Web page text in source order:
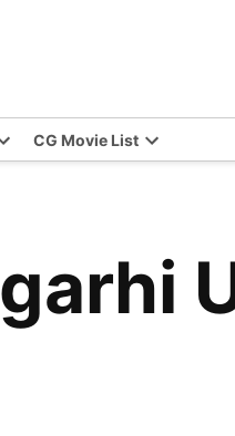
CG Movie List